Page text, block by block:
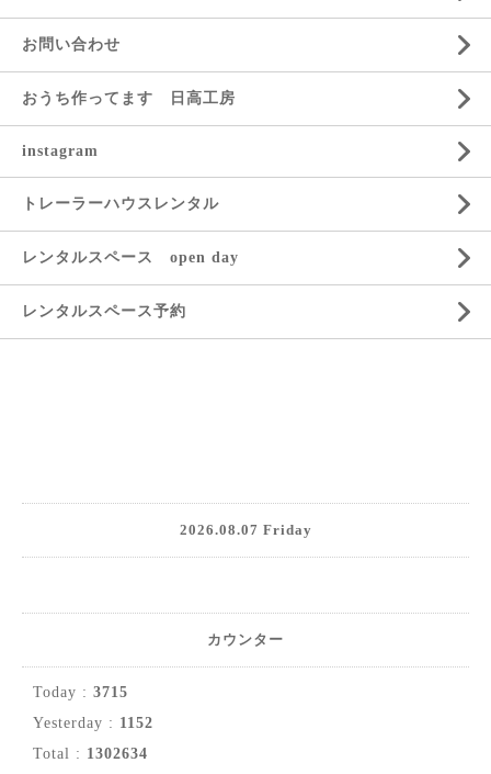
お問い合わせ
おうち作ってます 日高工房
instagram
トレーラーハウスレンタル
レンタルスペース open day
レンタルスペース予約
2026.08.07 Friday
カウンター
Today : 3715
Yesterday : 1152
Total : 1302634